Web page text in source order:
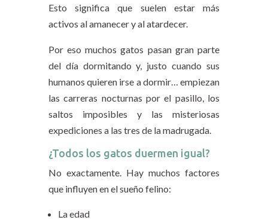
Esto significa que suelen estar más
activos al amanecer y al atardecer.
Por eso muchos gatos pasan gran parte
del día dormitando y, justo cuando sus
humanos quieren irse a dormir… empiezan
las carreras nocturnas por el pasillo, los
saltos imposibles y las misteriosas
expediciones a las tres de la madrugada.
¿Todos los gatos duermen igual?
No exactamente. Hay muchos factores
que influyen en el sueño felino:
La edad